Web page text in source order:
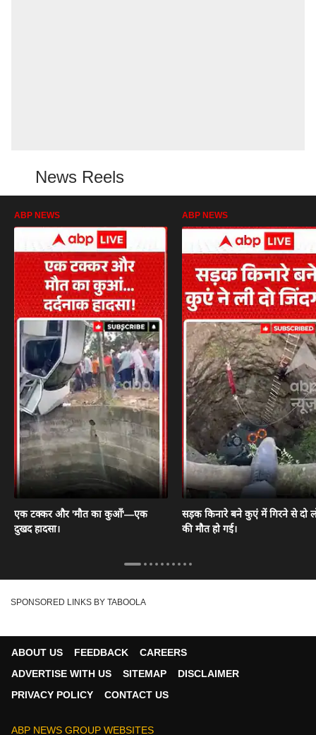
News Reels
ABP NEWS
एक टक्कर और 'मौत का कुआँ'—एक
दुखद हादसा।
ABP NEWS
सड़क किनारे बने कुएं में गिरने से दो
की मौत हो गई।
SPONSORED LINKS BY TABOOLA
ABOUT US FEEDBACK
CAREERS
ADVERTISE WITH US
SITEMAP
DISCLAIMER
PRIVACY POLICY
CONTACT US
ABP NEWS GROUP WEBSITES